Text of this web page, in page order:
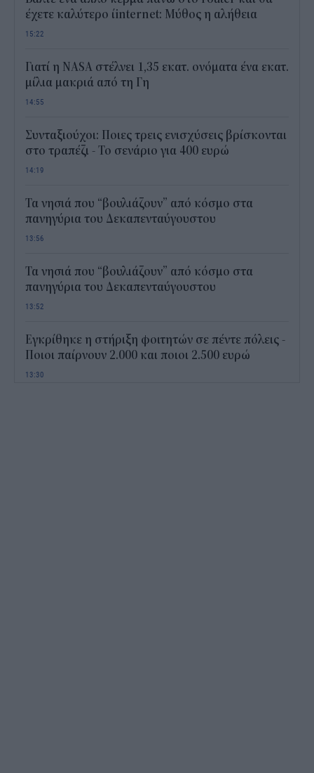
έχετε καλύτερο ίinternet: Μύθος η αλήθεια
15:22
Γιατί η NASA στέλνει 1,35 εκατ. ονόματα ένα εκατ.
μίλια μακριά από τη Γη
14:55
Συνταξιούχοι: Ποιες τρεις ενισχύσεις βρίσκονται
στο τραπέζι - Το σενάριο για 400 ευρώ
14:19
Τα νησιά που “βουλιάζουν” από κόσμο στα
πανηγύρια του Δεκαπενταύγουστου
13:56
Τα νησιά που “βουλιάζουν” από κόσμο στα
πανηγύρια του Δεκαπενταύγουστου
13:52
Εγκρίθηκε η στήριξη φοιτητών σε πέντε πόλεις -
Ποιοι παίρνουν 2.000 και ποιοι 2.500 ευρώ
13:30